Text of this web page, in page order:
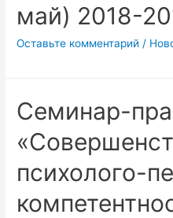
май) 2018-
Оставьте комментарий /
Семинар-
психолого-